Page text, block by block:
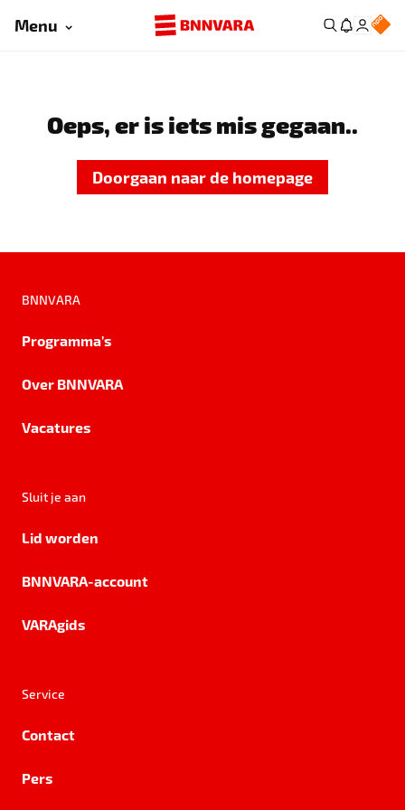
Menu
Oeps, er is iets mis gegaan..
Doorgaan naar de homepage
BNNVARA
Programma's
Over BNNVARA
Vacatures
Sluit je aan
Lid worden
BNNVARA-account
VARAgids
Service
Contact
Pers